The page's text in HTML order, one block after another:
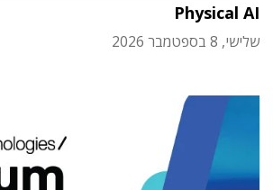
Physical AI
שלישי, 8 בספטמבר 2026